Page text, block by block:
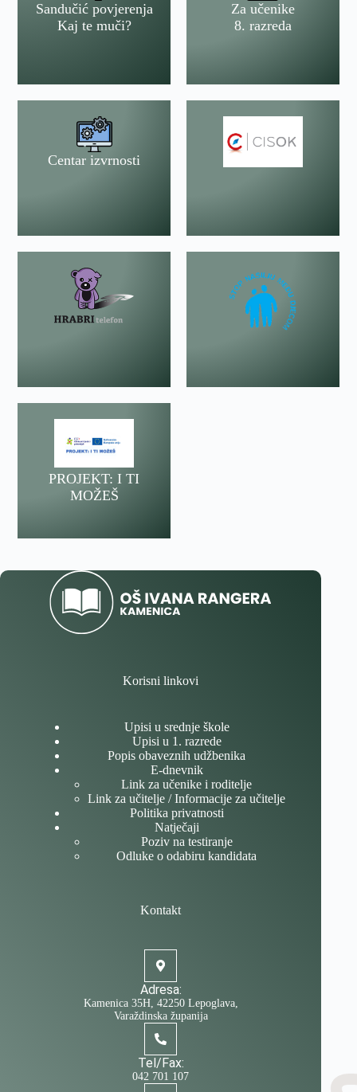
Sandučić povjerenja
Kaj te muči?
Za učenike
8. razreda
Centar izvrnosti
PROJEKT: I TI
MOŽEŠ
Korisni linkovi
Upisi u srednje škole
Upisi u 1. razrede
Popis obaveznih udžbenika
E-dnevnik
Link za učenike i roditelje
Link za učitelje / Informacije za učitelje
Politika privatnosti
Natječaji
Poziv na testiranje
Odluke o odabiru kandidata
Kontakt
Adresa:
Kamenica 35H, 42250 Lepoglava,
Varaždinska županija
Tel/Fax:
042 701 107